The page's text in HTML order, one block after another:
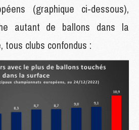
(graphique ci-dessous),
autant de ballons dans la
tous clubs confondus :